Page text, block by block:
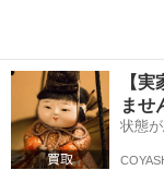
【
ませ
状態